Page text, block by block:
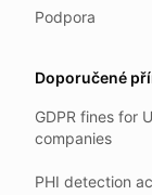
Hetzner holds
Backups run
Need help?
We reply within
Podpora
Doporučené
GDPR fines for
companies
PHI detection